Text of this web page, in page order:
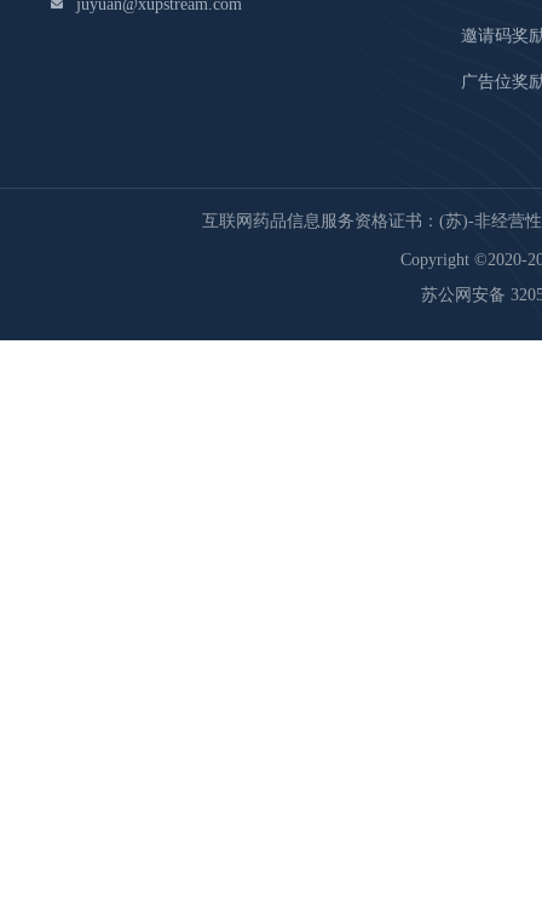
juyuan@xupstream.com
邀请码奖
广告位奖
互联网药品信息服务资格证书：(苏)-非经营性
Copyright ©2020-
苏公网安备